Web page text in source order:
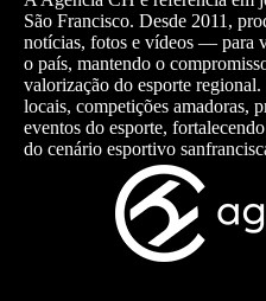
São Francisco. Desde 2011,
notícias, fotos e vídeos — para
o país, mantendo o
valorização do esporte
locais, competições amadoras,
eventos do esporte,
do cenário esportivo